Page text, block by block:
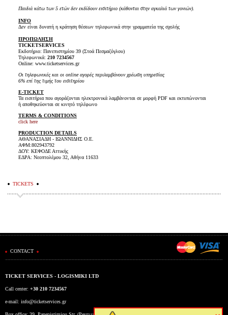
Παιδιά κάτω των 5 ετών δεν εκδίδουν εισιτήριο (κάθονται στην αγκαλιά των γονιών).
INFO
Δεν είναι δυνατή η κράτηση θέσεων τηλεφωνικά στην γραμματεία της σχολής
ΠΡΟΠΩΛΗΣΗ
TICKETSERVICES
Εκδοτήριο: Πανεπιστημίου 39 (Στοά Πεσμαζόγλου)
Τηλεφωνικά: 210 7234567
Online: www.ticketservices.gr
Οι τηλεφωνικές και οι online αγορές περιλαμβάνουν χρέωση υπηρεσίας
6% επί της τιμής του εισιτηρίου
E-TICKET
Τα εισιτήρια που αγοράζονται ηλεκτρονικά λαμβάνονται σε μορφή PDF και εκτυπώνονται
ή αποθηκεύονται σε κινητό τηλέφωνο
TERMS & CONDITIONS
click here
PRODUCTION DETAILS
ΑΘΑΝΑΣΙΑΔΗ - ΙΩΑΝΝΙΔΗΣ Ο.Ε.
ΑΦΜ:802943792
ΔΟΥ: ΚΕΦΟΔΕ Αττικής
ΕΔΡΑ: Νεοπτολέμου 32, Αθήνα 11633
TICKETS
CONTACT
TICKET SERVICES - LOGISMIKI LTD
Call center: +30 210 7234567
e-mail: info@ticketservices.gr